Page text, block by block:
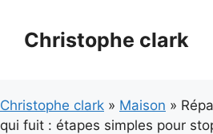
contenuChristophe clark
Christophe clark » Maison »
qui fuit : étapes simples pour